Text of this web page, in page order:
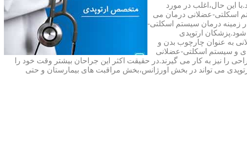
این حال،اغلب در مورد
اسکلتی-عضلانی درمان می
زمینه درمان سیستم اسکلتی-
ارتوپدی
به عنوان چارچوب بدن و
و سیستم اسکلتی-عضلانی
نیز به کار می گیرند.در حقیقت اکثر این جراحان بیشتر وقت خود را
می تواند در بخش اورژانس،بخش مراقبت های بیمارستان و حتی